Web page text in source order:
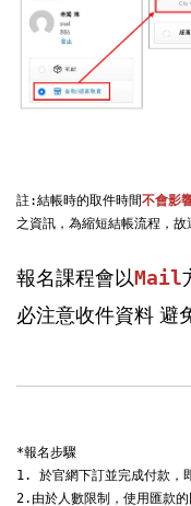
註:結帳時的取件時間不會影
之資訊，為縮短結帳流程，故
報名課程會以Mail
必注意收件資料 避
*報名步驟
1. 於官網下訂並完成付款，
2.由於人數限制，使用匯款